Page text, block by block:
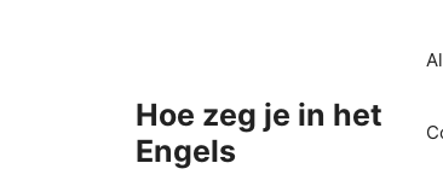
Hoe zeg je in het
Engels